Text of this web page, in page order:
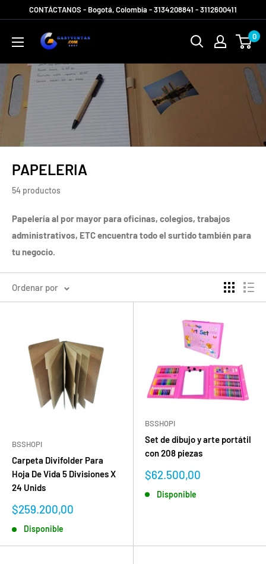
CONTÁCTANOS - Bogotá, Colombia - 3134208841 - 3112600411
Gabyventas
Shop
0
PAPELERIA
54 productos
Papelería al por mayor para oficinas, colegios, trabajos
administrativos, ETC encuentra todo el surtido también para
tu negocio.
Ordenar por
BSSHOPI
Carpeta Divifolder Para
Hoja De Vida 5 Divisiones X
24 Unids
Precio
venta
$259.200,00
Disponible
BSSHOPI
Set de dibujo y arte portátil
con 208 piezas
Precio
venta
$62.500,00
Disponible